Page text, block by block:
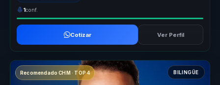
1conf.
Cotizar Ver Perfil
Recomendado CHM · TOP 4 BILINGÜE